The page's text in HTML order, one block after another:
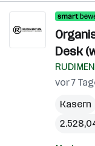
Desk
vor 7
Kasern